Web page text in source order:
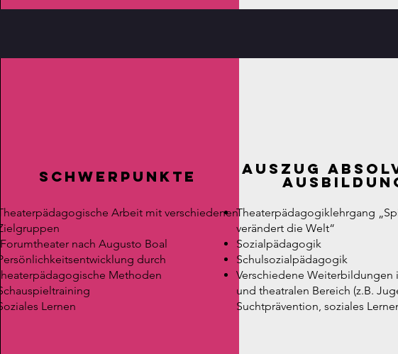
Schwerpunkte
Theaterpädagogische Arbeit mit verschiedenen
Zielgruppen
Forumtheater nach Augusto Boal
Persönlichkeitsentwicklung durch
theaterpädagogische Methoden
Schauspieltraining
Soziales Lernen
Auszug
Theaterpädagogiklehrgang
verändert die Welt“
Sozialpädagogik
Schulsozialpädagogik
Verschiedene Weiterbildungen
und theatralen Bereich (z.B.
Suchtprävention, soziales